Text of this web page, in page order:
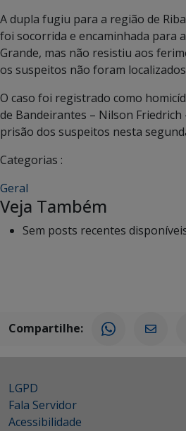
A dupla fugiu para a região de
foi socorrida e encaminhada para
Grande, mas não resistiu aos
os suspeitos não foram
O caso foi registrado como
de Bandeirantes – Nilson
prisão dos suspeitos nesta
Categorias :
Geral
Veja Também
Sem posts recentes
Compartilhe:
LGPD
Fala Servidor
Acessibilidade